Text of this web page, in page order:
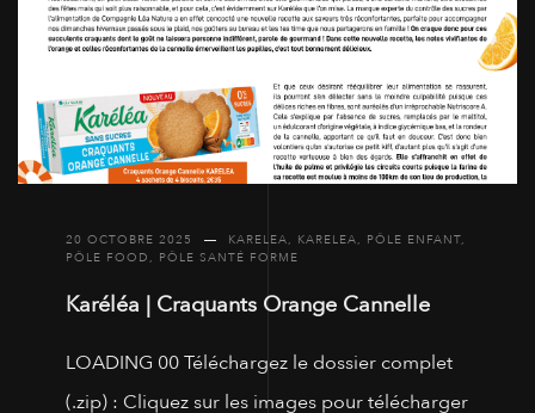
20 OCTOBRE 2025 KARELEA, KARELEA, PÔLE ENFANT,
PÔLE FOOD, PÔLE SANTÉ FORME
Karéléa | Craquants Orange Cannelle
LOADING 00 Téléchargez le dossier complet
(.zip) : Cliquez sur les images pour télécharger